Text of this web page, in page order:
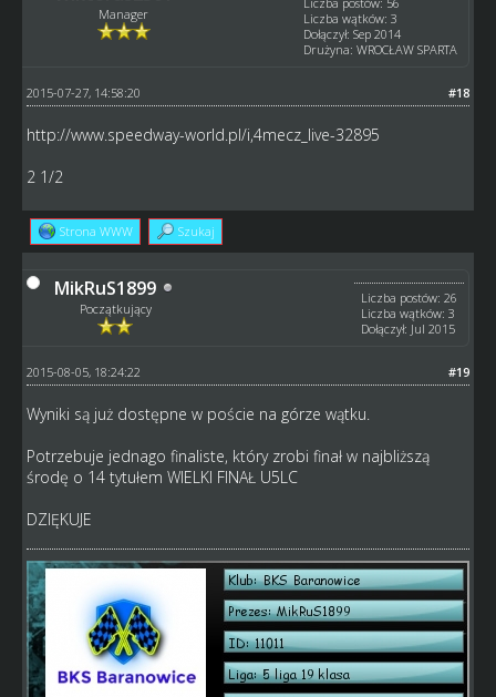
Manager
Liczba wątków: 3
Dołączył: Sep 2014
Drużyna: WROCŁAW SPARTA
#18
2015-07-27, 14:58:20
http://www.speedway-world.pl/i,4mecz_live-32895
2 1/2
Strona WWW Szukaj
MikRuS1899
Początkujący
Liczba postów: 26
Liczba wątków: 3
Dołączył: Jul 2015
#19
2015-08-05, 18:24:22
Wyniki są już dostępne w poście na górze wątku.
Potrzebuje jednago finaliste, który zrobi finał w najbliższą
środę o 14 tytułem WIELKI FINAŁ U5LC
DZIĘKUJE